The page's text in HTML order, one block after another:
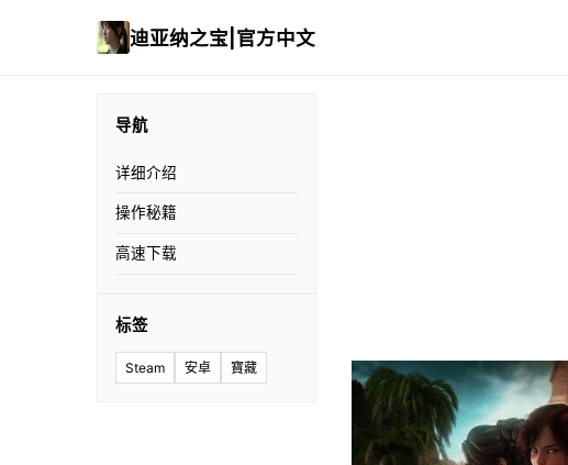
迪亚纳之宝|官方中文
导航
详细介绍
操作秘籍
高速下载
标签
Steam 安卓 寶藏